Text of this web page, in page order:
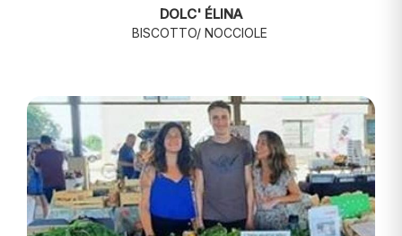
DOLC' ÉLINA
BISCOTTO/ NOCCIOLE